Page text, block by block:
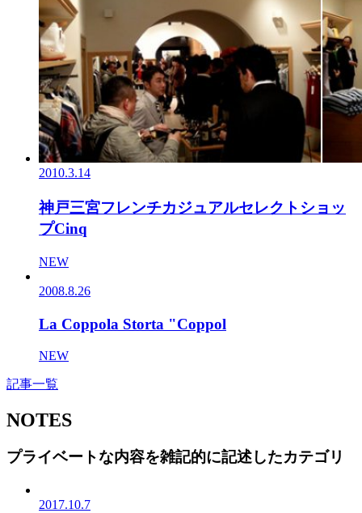
2010.3.14
神戸三宮フレンチカジュアルセレクトショッ
プCinq
NEW
2008.8.26
La Coppola Storta "Coppol
NEW
記事一覧
NOTES
プライベートな内容を雑記的に記述したカテゴリ
2017.10.7